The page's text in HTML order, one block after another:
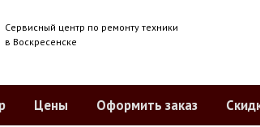
Сервисный центр по ремонту техники
в Воскресенске
Цены Оформить заказ